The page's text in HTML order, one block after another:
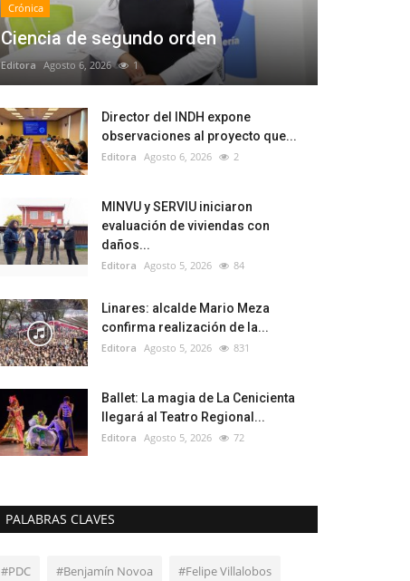
Crónica
Ciencia de segundo orden
Editora Agosto 6, 2026 1
Director del INDH expone
observaciones al proyecto que...
Editora Agosto 6, 2026 2
MINVU y SERVIU iniciaron
evaluación de viviendas con
daños...
Editora Agosto 5, 2026 84
Linares: alcalde Mario Meza
confirma realización de la...
Editora Agosto 5, 2026 831
Ballet: La magia de La Cenicienta
llegará al Teatro Regional...
Editora Agosto 5, 2026 72
PALABRAS CLAVES
#PDC #Benjamín Novoa #Felipe Villalobos